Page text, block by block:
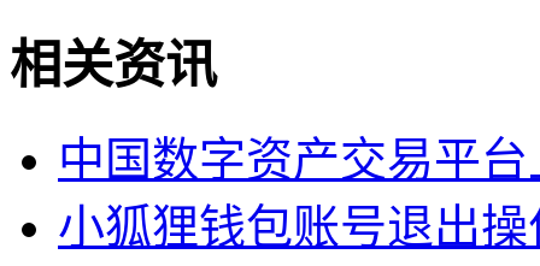
相关资讯
中国数字资产交易平
小狐狸钱包账号退出